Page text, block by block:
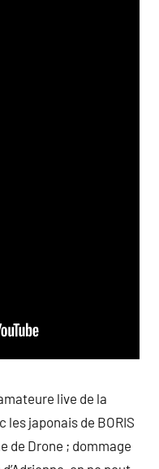
live de la
japonais de BORIS
de Drone ; dommage